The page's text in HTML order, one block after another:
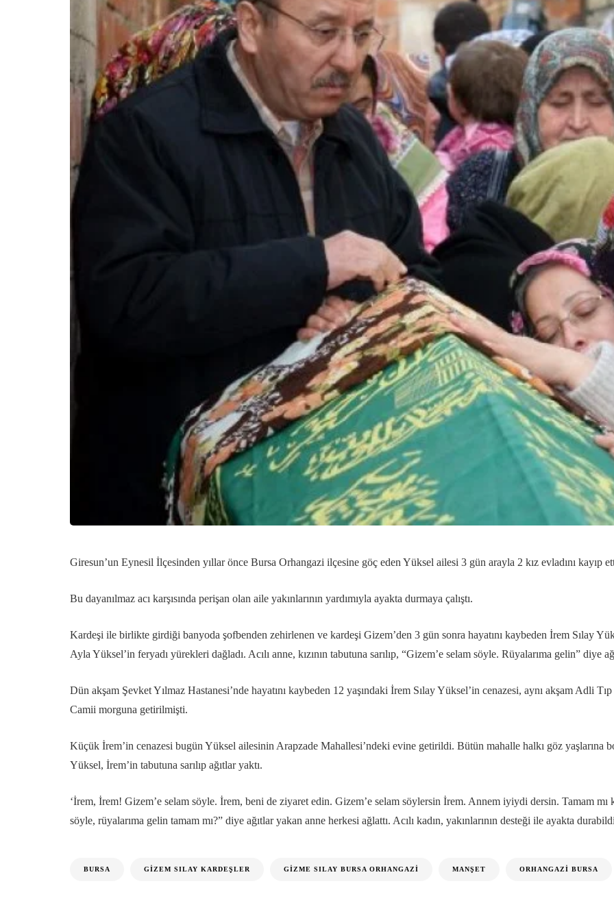
Giresun’un Eynesil İlçesinden yıllar önce Bursa Orhangazi ilçesine göç eden Yüksel ailesi 3 gün arayla 2 kız evladını kayıp
Bu dayanılmaz acı karşısında perişan olan aile yakınlarının yardımıyla ayakta durmaya çalıştı.
Kardeşi ile birlikte girdiği banyoda şofbenden zehirlenen ve kardeşi Gizem’den 3 gün sonra hayatını kaybeden İrem Sılay
Ayla Yüksel’in feryadı yürekleri dağladı. Acılı anne, kızının tabutuna sarılıp, “Gizem’e selam söyle. Rüyalarıma gelin” diye
Dün akşam Şevket Yılmaz Hastanesi’nde hayatını kaybeden 12 yaşındaki İrem Sılay Yüksel’in cenazesi, aynı akşam Adli
Camii morguna getirilmişti.
Küçük İrem’in cenazesi bugün Yüksel ailesinin Arapzade Mahallesi’ndeki evine getirildi. Bütün mahalle halkı göz yaşlarına
Yüksel, İrem’in tabutuna sarılıp ağıtlar yaktı.
‘İrem, İrem! Gizem’e selam söyle. İrem, beni de ziyaret edin. Gizem’e selam söylersin İrem. Annem iyiydi dersin. Tamam
söyle, rüyalarıma gelin tamam mı?” diye ağıtlar yakan anne herkesi ağlattı. Acılı kadın, yakınlarının desteği ile ayakta
BURSA GIZEM SILAY KARDEŞLER GIZME SILAY BURSA ORHANGAZI MANŞET ORHANGAZI BURSA